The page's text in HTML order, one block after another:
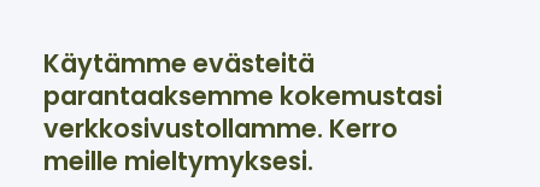
Suntransfers
Tietoa meistä
Arvostelut
Hiihtokuljetukset
Sosiaalinen media
Facebook
Tuki saatavilla 24/7
Käytämme evästeitä
parantaaksemme kokemustasi
verkkosivustollamme. Kerro
meille mieltymyksesi.